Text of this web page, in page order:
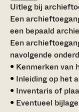
Uitleg bij
Een
een bepaald
Een
navolgende
• Kenmerken van
• Inleiding op het
• Inventaris of
• Eventueel